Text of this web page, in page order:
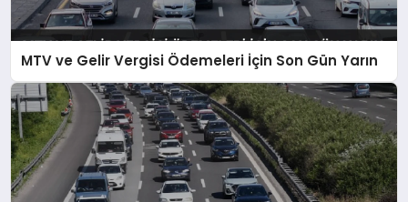
MTV ve Gelir Vergisi Ödemeleri İçin Son Gün Yarın